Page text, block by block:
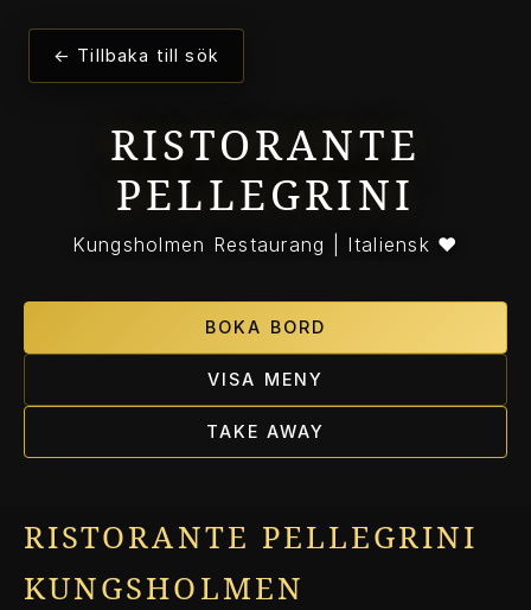
← Tillbaka till sök
RISTORANTE
PELLEGRINI
Kungsholmen Restaurang | Italiensk ❤️
BOKA BORD
VISA MENY
TAKE AWAY
RISTORANTE PELLEGRINI
KUNGSHOLMEN